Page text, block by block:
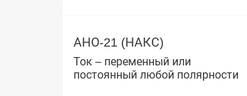
АНО-21 (НАКС)
Ток – переменный или
постоянный любой полярности